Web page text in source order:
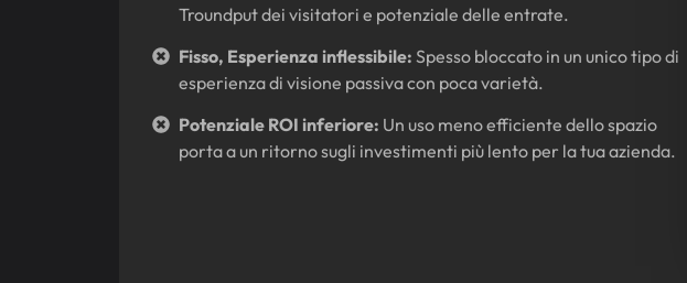
Troundput dei visitatori e potenziale delle entrate.
Fisso, Esperienza inflessibile: Spesso bloccato in un unico tipo di
esperienza di visione passiva con poca varietà.
Potenziale ROI inferiore: Un uso meno efficiente dello spazio
porta a un ritorno sugli investimenti più lento per la tua azienda.